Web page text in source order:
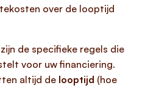
over de looptijd
zijn de specifieke regels die
voor uw financiering.
altijd de looptijd (hoe